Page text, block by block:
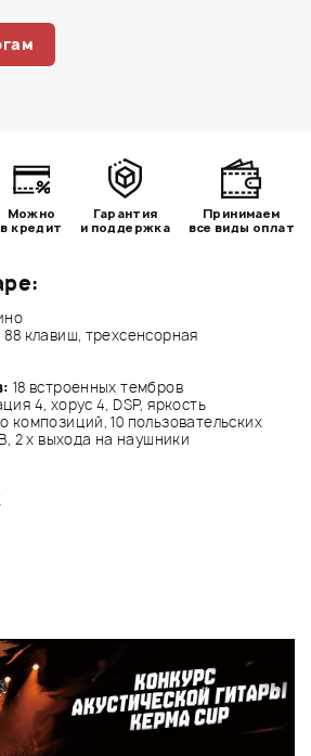
88 клавиш, трехсенсорная
18 встроенных тембров
4, хорус 4, DSP, яркость
композиций, 10 пользовательских
2 х выхода на наушники
Можно
в кредит
Гарантия
и поддержка
Принимаем
все виды оплат